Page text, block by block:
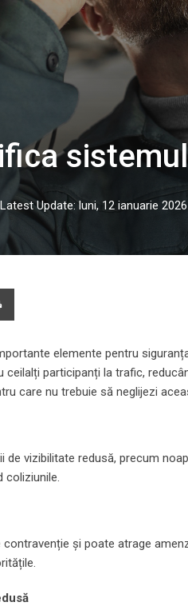
Latest Update: luni, 12 ianuarie
elemente pentru
participanți la trafic,
care nu trebuie să neglijezi
vizibilitate redusă, precum
coliziunile.
și poate atrage